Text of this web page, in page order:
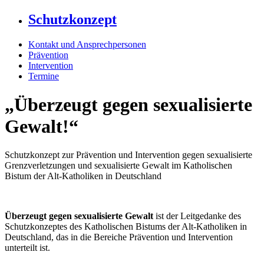
Schutzkonzept
Kontakt und Ansprechpersonen
Prävention
Intervention
Termine
„Überzeugt gegen sexualisierte
Gewalt!“
Schutzkonzept zur Prävention und Intervention gegen sexualisierte
Grenzverletzungen und sexualisierte Gewalt im Katholischen
Bistum der Alt-Katholiken in Deutschland
Überzeugt gegen sexualisierte Gewaltist der Leitgedanke des
Schutzkonzeptes des Katholischen Bistums der Alt-Katholiken in
Deutschland, das in die Bereiche Prävention und Intervention
unterteilt ist.